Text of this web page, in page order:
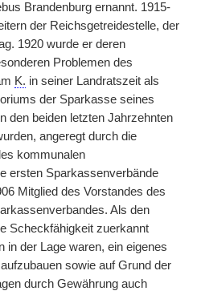
Brandenburg ernannt. 1915-
der Reichsgetreidestelle, der
1920 wurde er deren
Problemen des
K. in seiner Landratszeit als
der Sparkasse seines
den beiden letzten Jahrzehnten
angeregt durch die
kommunalen
ersten Sparkassenverbände
Mitglied des Vorstandes des
Als den
Scheckfähigkeit zuerkannt
in der Lage waren, ein eigenes
sowie auf Grund der
durch Gewährung auch